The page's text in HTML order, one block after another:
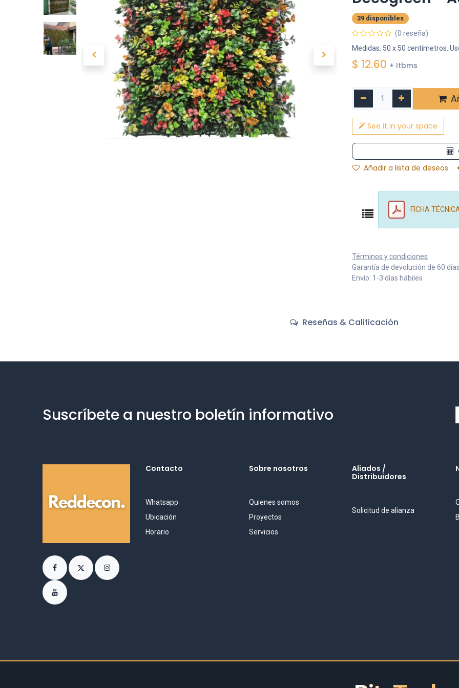
39 disponibles
(0 reseña)
Medidas: 50 x 50 centímetros.
$ 12.60 + Itbms
See it in your space
Añadir a lista de deseos
FICHA
Términos y condiciones
Garantía de devolución de 60
Envío: 1-3 días hábiles
Reseñas & Calificación
Suscríbete a nuestro boletín informativo
Contacto
Whatsapp
Ubicación
Horario
Sobre nosotros
Quienes somos
Proyectos
Servicios
Aliados /
Distribuidores
Solicitud de alianza